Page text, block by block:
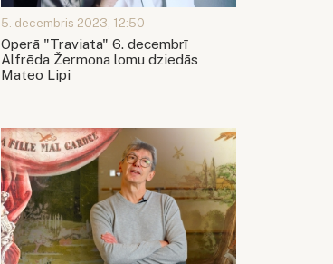
5. decembris 2023, 12:50
Operā "Traviata" 6. decembrī
Alfrēda Žermona lomu dziedās
Mateo Lipi